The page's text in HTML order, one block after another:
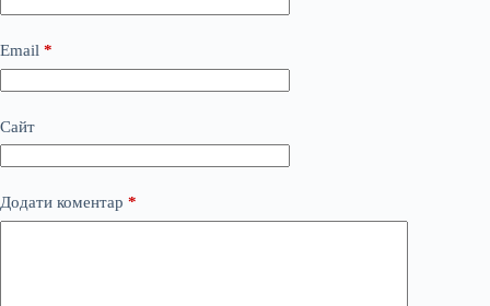
Email *
Сайт
Додати коментар *